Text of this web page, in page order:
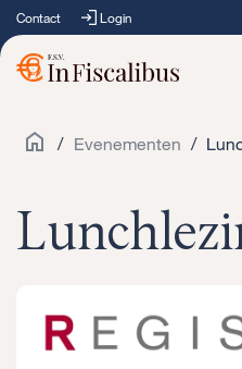
Contact Login
/ Evenementen /